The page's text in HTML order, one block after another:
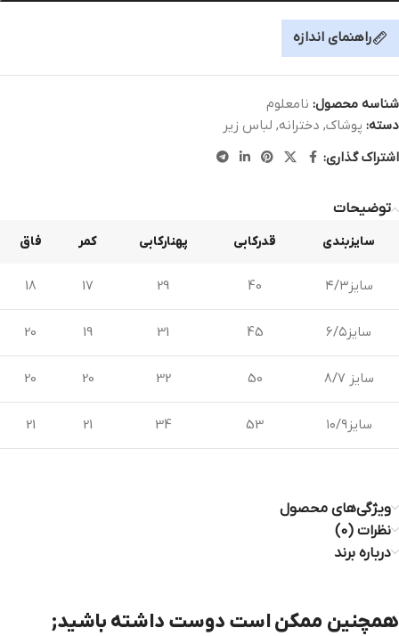
راهنمای اندازه
شناسه محصول: نامعلوم
دسته: پوشاک, دخترانه, لباس زیر
اشتراک گذاری:
توضیحات
سایزبندی قدرکابی پهنارکابی کمر فاق
سایز۴/۳ 40
29
17
18
سایز۶/۵ 45
31
19
20
سایز ۸/۷ 50
32
20
20
سایز۱۰/۹ 53
34
21
21
ویژگی‌های محصول
نظرات (0)
درباره برند
همچنین ممکن است دوست داشته باشید;